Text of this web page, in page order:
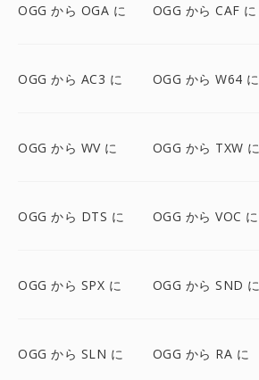
OGG から OGA に OGG から CAF に
OGG から AC3 に OGG から W64 に
OGG から WV に OGG から TXW に
OGG から DTS に OGG から VOC に
OGG から SPX に OGG から SND に
OGG から SLN に OGG から RA に